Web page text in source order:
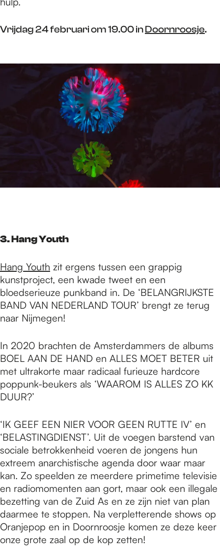
Vrijdag 24 februari om 19.00 inDoornroosje.
3. Hang Youth
Hang Youth zit ergens tussen een grappig
kunstproject, een kwade tweet en een
bloedserieuze punkband in. De ‘BELANGRIJKSTE
BAND VAN NEDERLAND TOUR’ brengt ze terug
naar Nijmegen!
In 2020 brachten de Amsterdammers de albums
BOEL AAN DE HAND en ALLES MOET BETER uit
met ultrakorte maar radicaal furieuze hardcore
poppunk-beukers als ‘WAAROM IS ALLES ZO KK
DUUR?’
‘IK GEEF EEN NIER VOOR GEEN RUTTE IV’ en
‘BELASTINGDIENST’. Uit de voegen barstend van
sociale betrokkenheid voeren de jongens hun
extreem anarchistische agenda door waar maar
kan. Zo speelden ze meerdere primetime televisie
en radiomomenten aan gort, maar ook een illegale
bezetting van de Zuid As en ze zijn niet van plan
daarmee te stoppen. Na verpletterende shows op
Oranjepop en in Doornroosje komen ze deze keer
onze grote zaal op de kop zetten!